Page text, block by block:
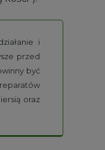
i
przed
być
oraz